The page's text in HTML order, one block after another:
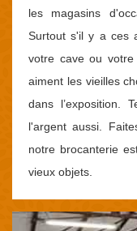
les magasins
Surtout s'il y a ces
votre cave ou
aiment les vieilles
dans l’exposition.
l'argent aussi.
notre brocanterie
vieux objets.